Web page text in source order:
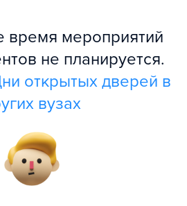
мероприятий
не планируется.
открытых дверей в
вузах